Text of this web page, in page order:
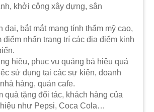
khởi công xây dựng, sân
đại, bắt mắt mang tính thẩm mỹ cao,
điểm nhấn trang trí các địa điểm kinh
hiệu, phục vụ quảng bá hiệu quả
sử dụng tại các sự kiện, doanh
hàng, quán cafe.
quà tặng đối tác, khách hàng của
như Pepsi, Coca Cola…